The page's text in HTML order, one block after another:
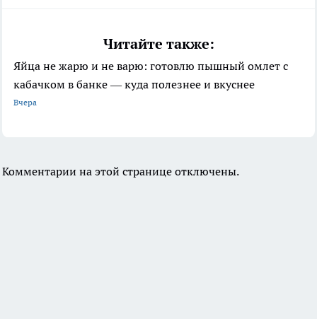
Читайте также:
Яйца не жарю и не варю: готовлю пышный омлет с
кабачком в банке — куда полезнее и вкуснее
Вчера
Комментарии на этой странице отключены.